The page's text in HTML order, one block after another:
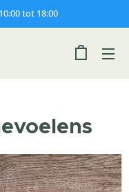
tot 18:00